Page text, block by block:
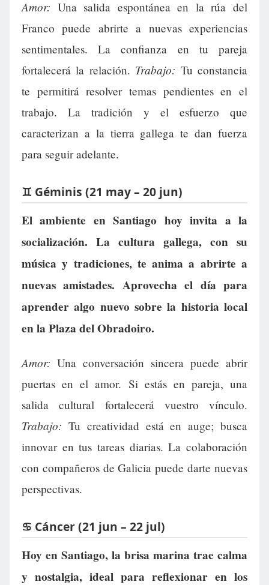
Amor: Una salida espontánea en la rúa del
Franco puede abrirte a nuevas experiencias
sentimentales. La confianza en tu pareja
fortalecerá la relación. Trabajo: Tu constancia
te permitirá resolver temas pendientes en el
trabajo. La tradición y el esfuerzo que
caracterizan a la tierra gallega te dan fuerza
para seguir adelante.
♊ Géminis (21 may – 20 jun)
El ambiente en Santiago hoy invita a la
socialización. La cultura gallega, con su
música y tradiciones, te anima a abrirte a
nuevas amistades. Aprovecha el día para
aprender algo nuevo sobre la historia local
en la Plaza del Obradoiro.
Amor: Una conversación sincera puede abrir
puertas en el amor. Si estás en pareja, una
salida cultural fortalecerá vuestro vínculo.
Trabajo: Tu creatividad está en auge; busca
innovar en tus tareas diarias. La colaboración
con compañeros de Galicia puede darte nuevas
perspectivas.
♋ Cáncer (21 jun – 22 jul)
Hoy en Santiago, la brisa marina trae calma
y nostalgia, ideal para reflexionar en los